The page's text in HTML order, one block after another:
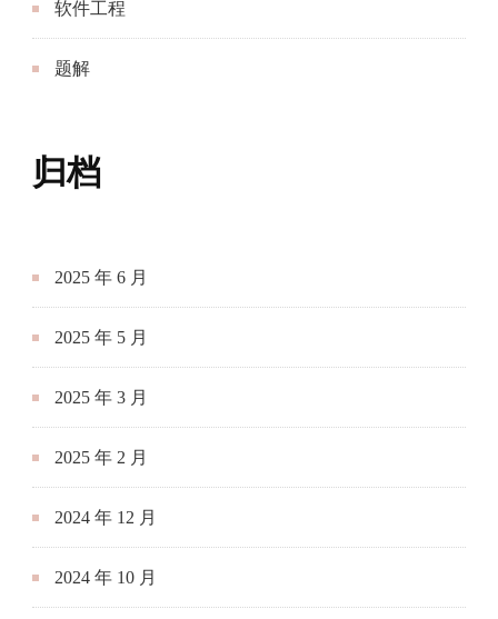
软件工程
题解
归档
2025 年 6 月
2025 年 5 月
2025 年 3 月
2025 年 2 月
2024 年 12 月
2024 年 10 月